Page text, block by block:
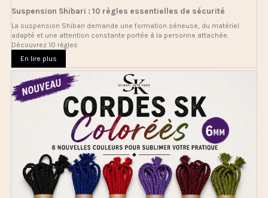
Suspension Shibari : 10 règles essentielles de sécurité
La suspension Shibari demande une formation sérieuse, du matériel
adapté et une attention constante portée à la personne attachée.
Découvrez 10 règles
En lire plus